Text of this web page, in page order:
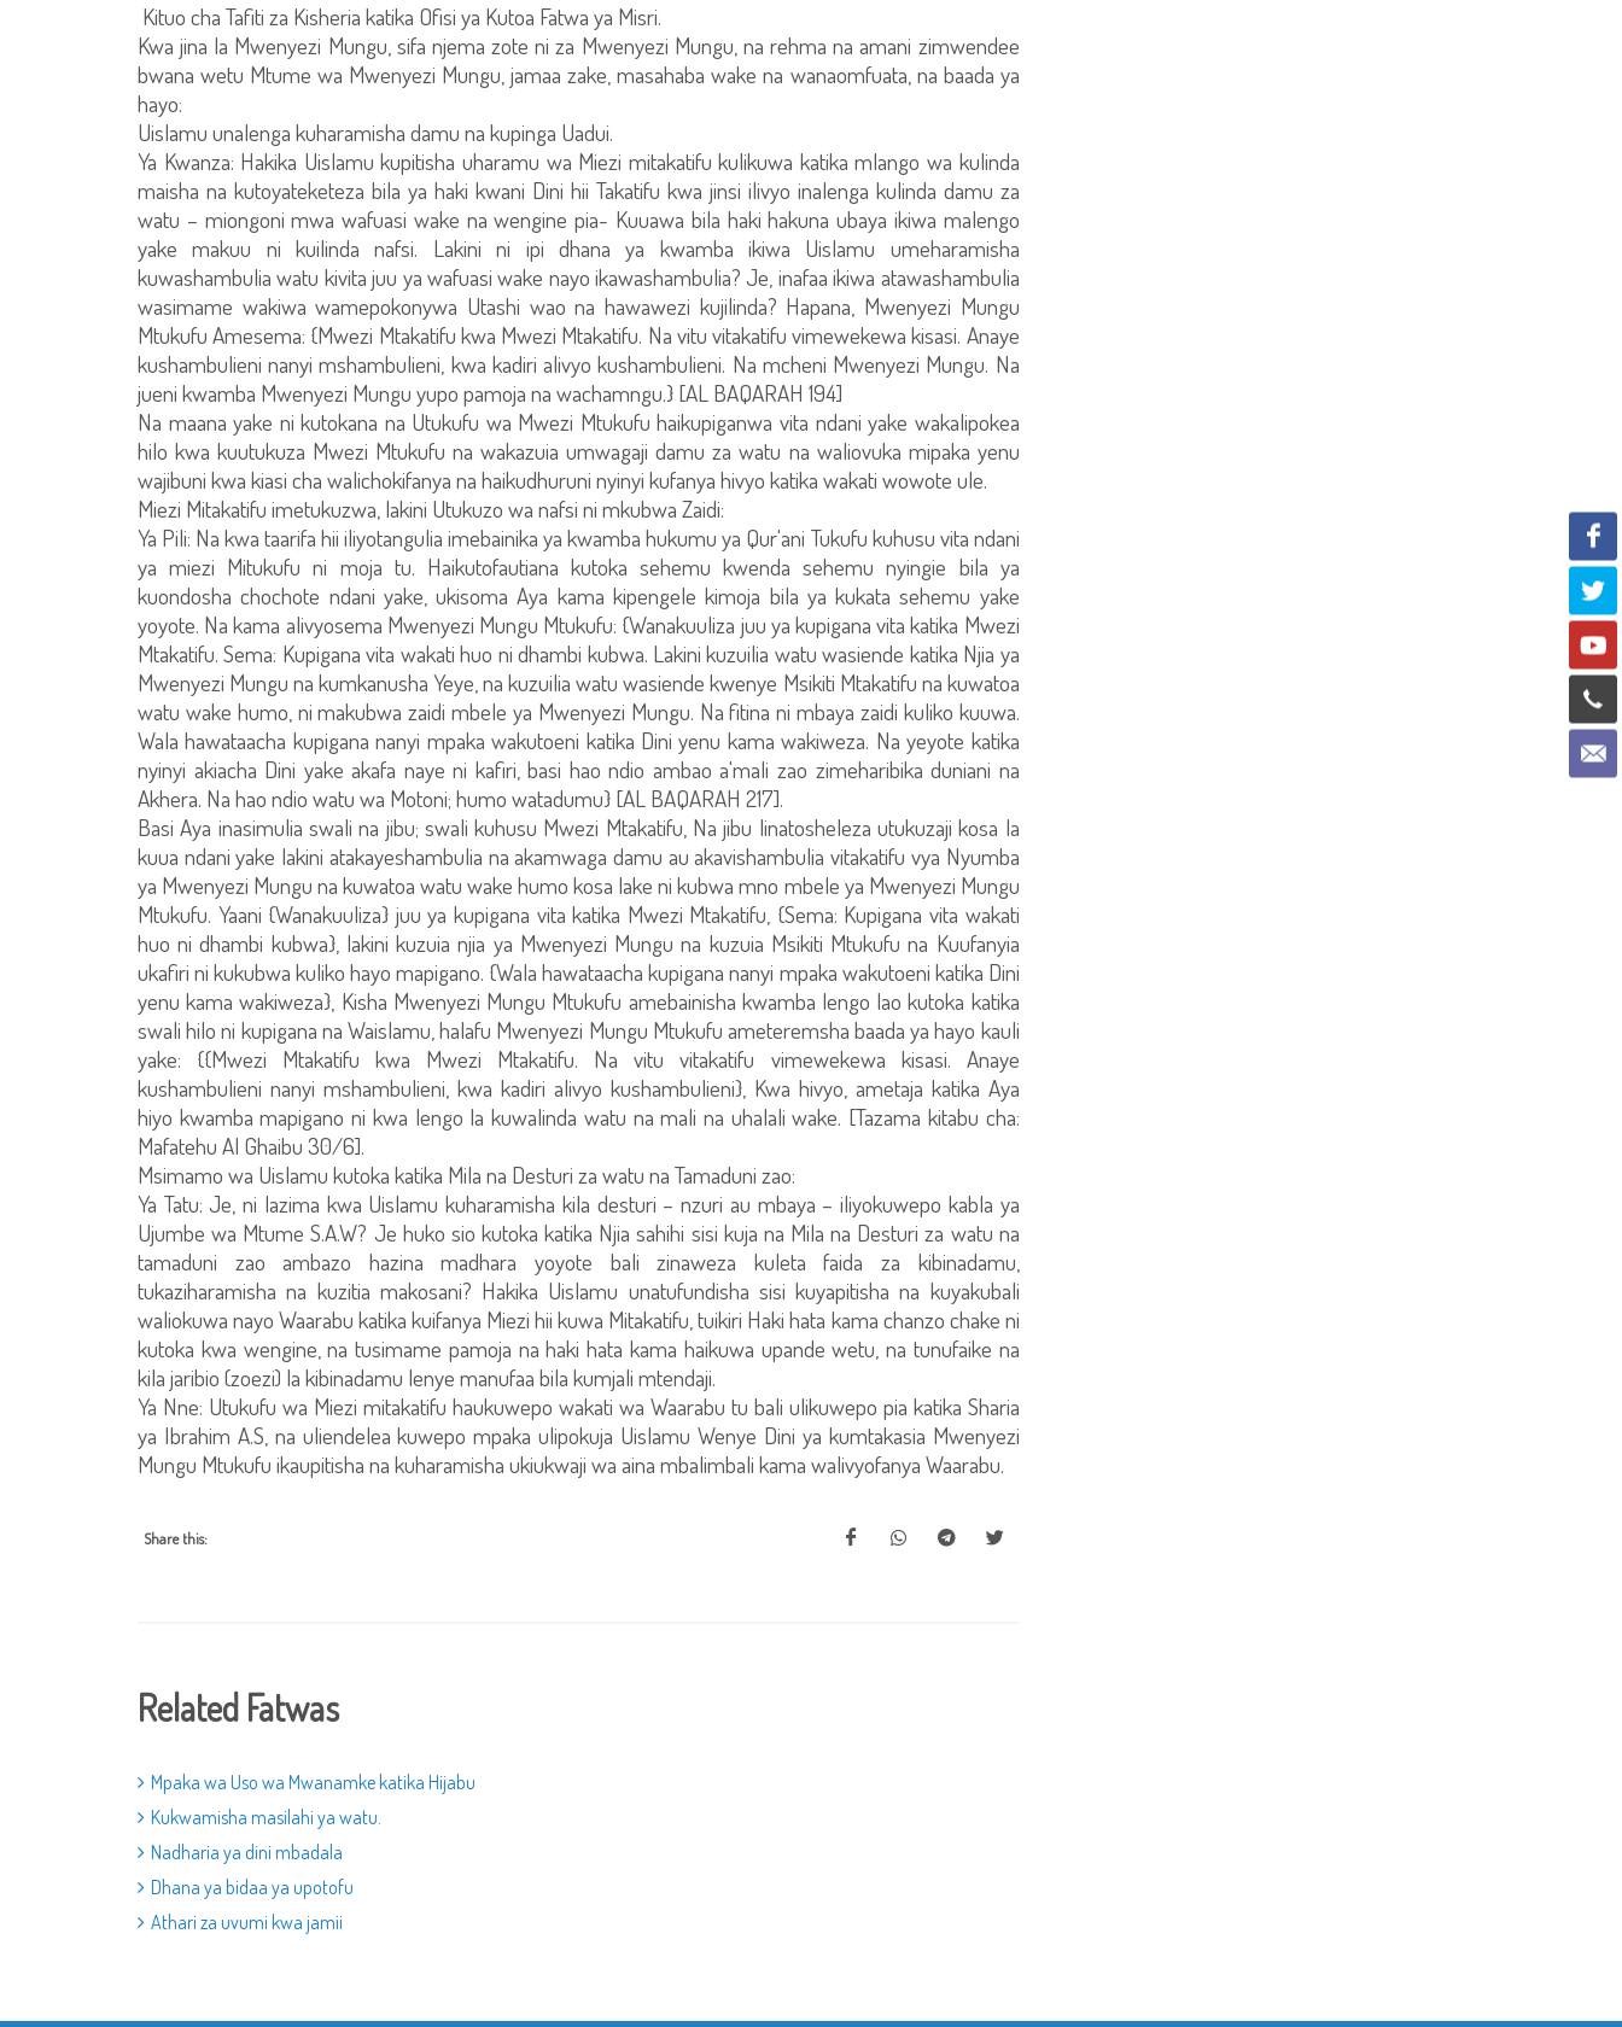
Kituo cha Tafiti za Kisheria katika Ofisi ya Kutoa Fatwa ya Misri.
Kwa jina la Mwenyezi Mungu, sifa njema zote ni za Mwenyezi Mungu, na rehma na amani zimwendee
bwana wetu Mtume wa Mwenyezi Mungu, jamaa zake, masahaba wake na wanaomfuata, na baada ya
hayo:
Uislamu unalenga kuharamisha damu na kupinga Uadui.
Ya Kwanza: Hakika Uislamu kupitisha uharamu wa Miezi mitakatifu kulikuwa katika mlango wa kulinda
maisha na kutoyateketeza bila ya haki kwani Dini hii Takatifu kwa jinsi ilivyo inalenga kulinda damu za
watu – miongoni mwa wafuasi wake na wengine pia- Kuuawa bila haki hakuna ubaya ikiwa malengo
yake makuu ni kuilinda nafsi. Lakini ni ipi dhana ya kwamba ikiwa Uislamu umeharamisha
kuwashambulia watu kivita juu ya wafuasi wake nayo ikawashambulia? Je, inafaa ikiwa atawashambulia
wasimame wakiwa wamepokonywa Utashi wao na hawawezi kujilinda? Hapana, Mwenyezi Mungu
Mtukufu Amesema: {Mwezi Mtakatifu kwa Mwezi Mtakatifu. Na vitu vitakatifu vimewekewa kisasi. Anaye
kushambulieni nanyi mshambulieni, kwa kadiri alivyo kushambulieni. Na mcheni Mwenyezi Mungu. Na
jueni kwamba Mwenyezi Mungu yupo pamoja na wachamngu.} [AL BAQARAH 194]
Na maana yake ni kutokana na Utukufu wa Mwezi Mtukufu haikupiganwa vita ndani yake wakalipokea
hilo kwa kuutukuza Mwezi Mtukufu na wakazuia umwagaji damu za watu na waliovuka mipaka yenu
wajibuni kwa kiasi cha walichokifanya na haikudhuruni nyinyi kufanya hivyo katika wakati wowote ule.
Miezi Mitakatifu imetukuzwa, lakini Utukuzo wa nafsi ni mkubwa Zaidi:
Ya Pili: Na kwa taarifa hii iliyotangulia imebainika ya kwamba hukumu ya Qur'ani Tukufu kuhusu vita ndani
ya miezi Mitukufu ni moja tu. Haikutofautiana kutoka sehemu kwenda sehemu nyingie bila ya
kuondosha chochote ndani yake, ukisoma Aya kama kipengele kimoja bila ya kukata sehemu yake
yoyote. Na kama alivyosema Mwenyezi Mungu Mtukufu: {Wanakuuliza juu ya kupigana vita katika Mwezi
Mtakatifu. Sema: Kupigana vita wakati huo ni dhambi kubwa. Lakini kuzuilia watu wasiende katika Njia ya
Mwenyezi Mungu na kumkanusha Yeye, na kuzuilia watu wasiende kwenye Msikiti Mtakatifu na kuwatoa
watu wake humo, ni makubwa zaidi mbele ya Mwenyezi Mungu. Na fitina ni mbaya zaidi kuliko kuuwa.
Wala hawataacha kupigana nanyi mpaka wakutoeni katika Dini yenu kama wakiweza. Na yeyote katika
nyinyi akiacha Dini yake akafa naye ni kafiri, basi hao ndio ambao a'mali zao zimeharibika duniani na
Akhera. Na hao ndio watu wa Motoni; humo watadumu} [AL BAQARAH 217].
Basi Aya inasimulia swali na jibu; swali kuhusu Mwezi Mtakatifu, Na jibu linatosheleza utukuzaji kosa la
kuua ndani yake lakini atakayeshambulia na akamwaga damu au akavishambulia vitakatifu vya Nyumba
ya Mwenyezi Mungu na kuwatoa watu wake humo kosa lake ni kubwa mno mbele ya Mwenyezi Mungu
Mtukufu. Yaani {Wanakuuliza} juu ya kupigana vita katika Mwezi Mtakatifu, {Sema: Kupigana vita wakati
huo ni dhambi kubwa}, lakini kuzuia njia ya Mwenyezi Mungu na kuzuia Msikiti Mtukufu na Kuufanyia
ukafiri ni kukubwa kuliko hayo mapigano. {Wala hawataacha kupigana nanyi mpaka wakutoeni katika Dini
yenu kama wakiweza}, Kisha Mwenyezi Mungu Mtukufu amebainisha kwamba lengo lao kutoka katika
swali hilo ni kupigana na Waislamu, halafu Mwenyezi Mungu Mtukufu ameteremsha baada ya hayo kauli
yake: {{Mwezi Mtakatifu kwa Mwezi Mtakatifu. Na vitu vitakatifu vimewekewa kisasi. Anaye
kushambulieni nanyi mshambulieni, kwa kadiri alivyo kushambulieni}, Kwa hivyo, ametaja katika Aya
hiyo kwamba mapigano ni kwa lengo la kuwalinda watu na mali na uhalali wake. [Tazama kitabu cha:
Mafatehu Al Ghaibu 30/6].
Msimamo wa Uislamu kutoka katika Mila na Desturi za watu na Tamaduni zao:
Ya Tatu: Je, ni lazima kwa Uislamu kuharamisha kila desturi – nzuri au mbaya – iliyokuwepo kabla ya
Ujumbe wa Mtume S.A.W? Je huko sio kutoka katika Njia sahihi sisi kuja na Mila na Desturi za watu na
tamaduni zao ambazo hazina madhara yoyote bali zinaweza kuleta faida za kibinadamu,
tukaziharamisha na kuzitia makosani? Hakika Uislamu unatufundisha sisi kuyapitisha na kuyakubali
waliokuwa nayo Waarabu katika kuifanya Miezi hii kuwa Mitakatifu, tuikiri Haki hata kama chanzo chake ni
kutoka kwa wengine, na tusimame pamoja na haki hata kama haikuwa upande wetu, na tunufaike na
kila jaribio (zoezi) la kibinadamu lenye manufaa bila kumjali mtendaji.
Ya Nne: Utukufu wa Miezi mitakatifu haukuwepo wakati wa Waarabu tu bali ulikuwepo pia katika Sharia
ya Ibrahim A.S, na uliendelea kuwepo mpaka ulipokuja Uislamu Wenye Dini ya kumtakasia Mwenyezi
Mungu Mtukufu ikaupitisha na kuharamisha ukiukwaji wa aina mbalimbali kama walivyofanya Waarabu.
Share this:
Related Fatwas
Mpaka wa Uso wa Mwanamke katika Hijabu
Kukwamisha masilahi ya watu.
Nadharia ya dini mbadala
Dhana ya bidaa ya upotofu
Athari za uvumi kwa jamii